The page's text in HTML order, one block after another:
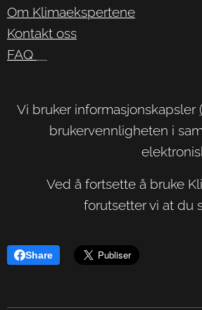
Om Klimaekspertene
Kontakt oss
FAQ
Vi bruker informasjonskapsler
brukervennligheten i
Ved å fortsette å bruke
forutsetter vi at du
Share